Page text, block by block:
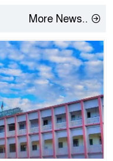
More News..